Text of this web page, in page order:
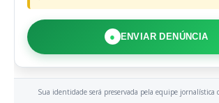
● ENVIAR DENÚNCIA
Sua identidade será preservada pela equipe jornalística